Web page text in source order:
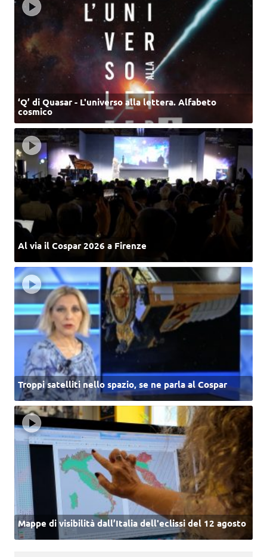
‘Q’ di Quasar - L'universo alla lettera. Alfabeto
cosmico
Al via il Cospar 2026 a Firenze
Troppi satelliti nello spazio, se ne parla al Cospar
Mappe di visibilità dall’Italia dell'eclissi del 12 agosto